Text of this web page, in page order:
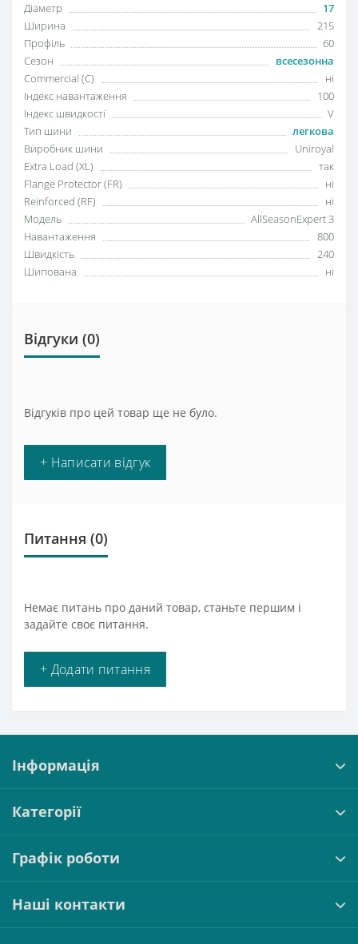
Діаметр
17
Ширина
215
Профіль
60
Сезон
всесезонна
Commercial (C)
ні
Індекс навантаження
100
Індекс швидкості
V
Тип шини
легкова
Виробник шини
Uniroyal
Extra Load (XL)
так
Flange Protector (FR)
ні
Reinforced (RF)
ні
Модель
AllSeasonExpert 3
Навантаження
800
Швидкість
240
Шипована
ні
Відгуки (0)
Відгуків про цей товар ще не було.
+ Написати відгук
Питання (0)
Немає питань про даний товар, станьте першим і
задайте своє питання.
+ Додати питання
Інформація
Категорії
Графік роботи
Наші контакти